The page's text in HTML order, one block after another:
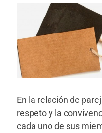
En la relación de
respeto y la
cada uno de sus